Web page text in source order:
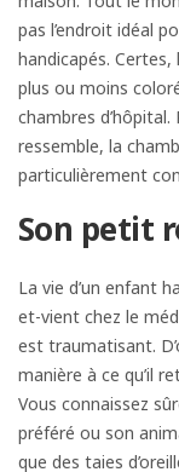
pas l’endroit idéal
handicapés.
plus ou moins
chambres
ressemble, la
particulièrement
Son petit
La vie d’un enfant
et-vient chez le
est traumatisant.
manière à ce qu’il
Vous connaissez
préféré ou son
que des taies